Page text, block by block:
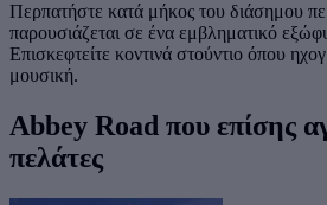
Περπατήστε κατά μήκος του διάσημου
παρουσιάζεται σε ένα εμβληματικό
Επισκεφτείτε κοντινά στούντιο όπου
μουσική.
Abbey Road που επίσης
πελάτες